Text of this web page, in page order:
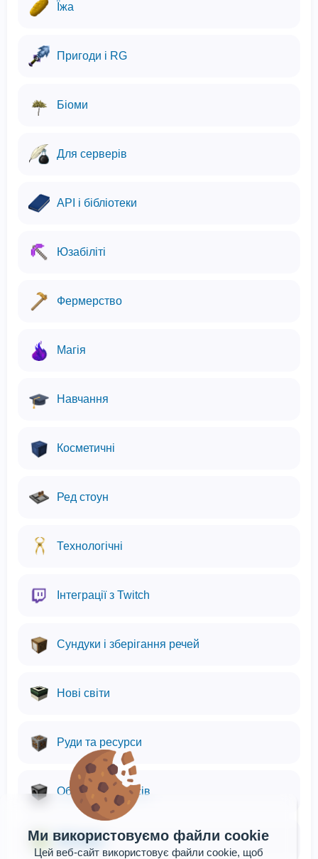
Їжа
Пригоди і RG
Біоми
Для серверів
API і бібліотеки
Юзабіліті
Фермерство
Магія
Навчання
Косметичні
Ред стоун
Технологічні
Інтеграції з Twitch
Сундуки і зберігання речей
Нові світи
Руди та ресурси
Обробка ресурсів
MCreator
Ми використовуємо файли cookie
Цей веб-сайт використовує файли cookie, щоб